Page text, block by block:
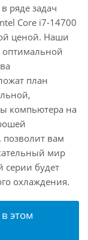
ряде задач
Core i7-14700
ценой. Наши
оптимальной
план
компьютера на
вам
мир
серии будет
охлаждения.
этом